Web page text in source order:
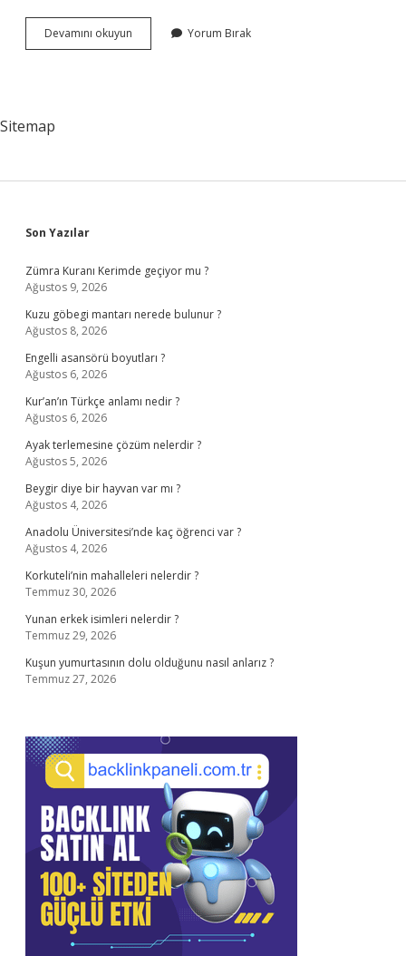
Devamını okuyun
Yıllık
Mi
Yorum Bırak
Sitemap
Sidebar
Son Yazılar
Zümra Kuranı Kerimde geçiyor mu ?
Ağustos 9, 2026
Kuzu göbegi mantarı nerede bulunur ?
Ağustos 8, 2026
Engelli asansörü boyutları ?
Ağustos 6, 2026
Kur’an’ın Türkçe anlamı nedir ?
Ağustos 6, 2026
Ayak terlemesine çözüm nelerdir ?
Ağustos 5, 2026
Beygir diye bir hayvan var mı ?
Ağustos 4, 2026
Anadolu Üniversitesi’nde kaç öğrenci var ?
Ağustos 4, 2026
Korkuteli’nin mahalleleri nelerdir ?
Temmuz 30, 2026
Yunan erkek isimleri nelerdir ?
Temmuz 29, 2026
Kuşun yumurtasının dolu olduğunu nasıl anlarız ?
Temmuz 27, 2026